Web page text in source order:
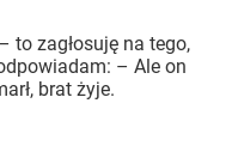
to zagłosuję na tego,
– Ale on
brat żyje.